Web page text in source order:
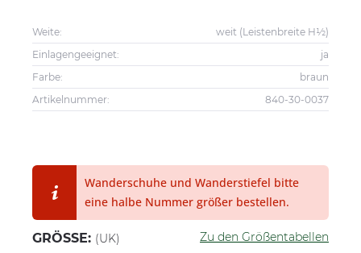
Weite:
weit (Leistenbreite H½)
Einlagengeeignet:
ja
Farbe:
braun
Artikelnummer:
840-30-0037
Wanderschuhe und Wanderstiefel bitte
eine halbe Nummer größer bestellen.
GRÖSSE: (UK) Zu den Größentabellen